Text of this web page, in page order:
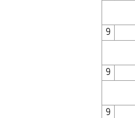
9
9
9